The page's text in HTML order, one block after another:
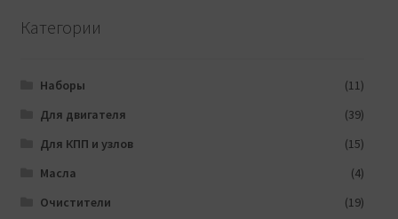
Категории
Наборы
(11)
Для двигателя
(39)
Для КПП и узлов
(15)
Масла
(4)
Очистители
(19)